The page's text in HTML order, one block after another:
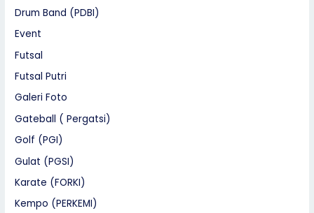
Drum Band (PDBI)
Event
Futsal
Futsal Putri
Galeri Foto
Gateball ( Pergatsi)
Golf (PGI)
Gulat (PGSI)
Karate (FORKI)
Kempo (PERKEMI)